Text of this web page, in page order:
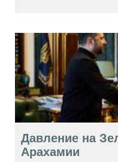
Давление на
Арахамии